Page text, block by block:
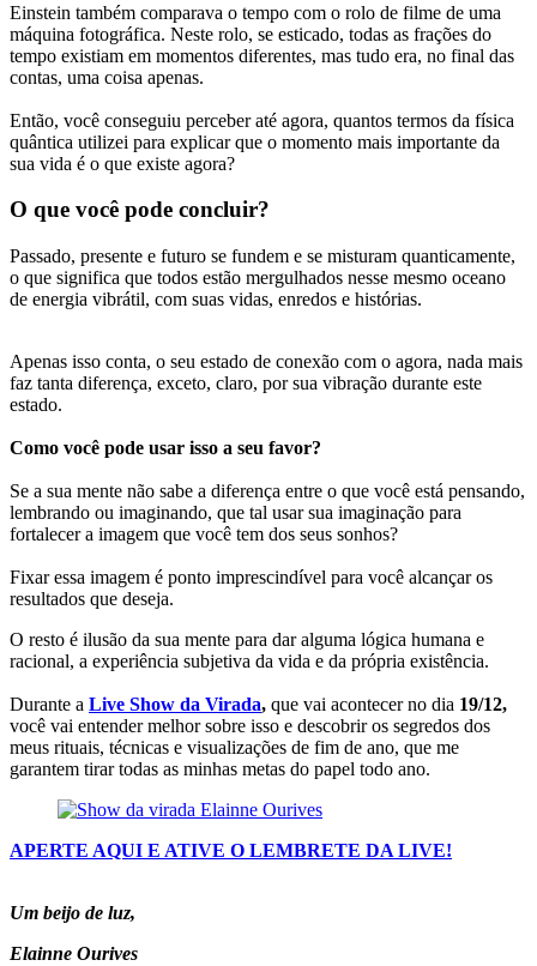
Einstein também comparava o tempo com o rolo de filme de uma
máquina fotográfica. Neste rolo, se esticado, todas as frações do
tempo existiam em momentos diferentes, mas tudo era, no final das
contas, uma coisa apenas.
Então, você conseguiu perceber até agora, quantos termos da física
quântica utilizei para explicar que o momento mais importante da
sua vida é o que existe agora?
O que você pode concluir?
Passado, presente e futuro se fundem e se misturam quanticamente,
o que significa que todos estão mergulhados nesse mesmo oceano
de energia vibrátil, com suas vidas, enredos e histórias.
Apenas isso conta, o seu estado de conexão com o agora, nada mais
faz tanta diferença, exceto, claro, por sua vibração durante este
estado.
Como você pode usar isso a seu favor?
Se a sua mente não sabe a diferença entre o que você está pensando,
lembrando ou imaginando, que tal usar sua imaginação para
fortalecer a imagem que você tem dos seus sonhos?
Fixar essa imagem é ponto imprescindível para você alcançar os
resultados que deseja.
O resto é ilusão da sua mente para dar alguma lógica humana e
racional, a experiência subjetiva da vida e da própria existência.
Durante a Live Show da Virada, que vai acontecer no dia 19/12,
você vai entender melhor sobre isso e descobrir os segredos dos
meus rituais, técnicas e visualizações de fim de ano, que me
garantem tirar todas as minhas metas do papel todo ano.
APERTE AQUI E ATIVE O LEMBRETE DA LIVE!
Um beijo de luz,
Elainne Ourives